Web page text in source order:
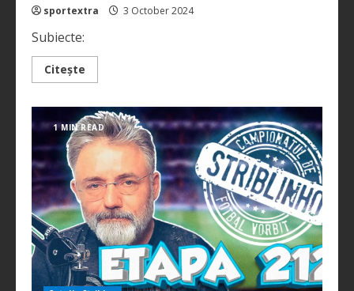
sportextra 3 October 2024
Subiecte:
Citește
more
de
Fotbal
Vorbit
|
Catalin
Striblea
|
Etapa
213
1 MIN READ